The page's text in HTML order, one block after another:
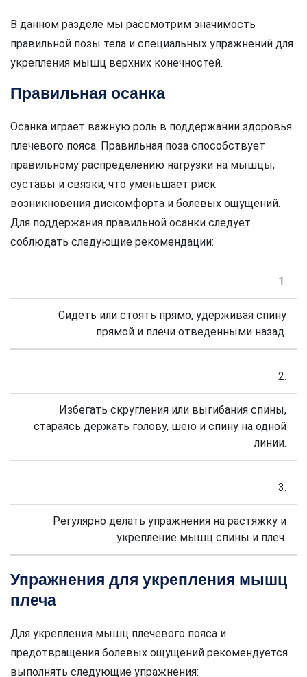
В данном разделе мы рассмотрим значимость
правильной позы тела и специальных упражнений для
укрепления мышц верхних конечностей.
Правильная осанка
Осанка играет важную роль в поддержании здоровья
плечевого пояса. Правильная поза способствует
правильному распределению нагрузки на мышцы,
суставы и связки, что уменьшает риск
возникновения дискомфорта и болевых ощущений.
Для поддержания правильной осанки следует
соблюдать следующие рекомендации:
1.
Сидеть или стоять прямо, удерживая спину
прямой и плечи отведенными назад.
2.
Избегать скругления или выгибания спины,
стараясь держать голову, шею и спину на одной
линии.
3.
Регулярно делать упражнения на растяжку и
укрепление мышц спины и плеч.
Упражнения для укрепления мышц
плеча
Для укрепления мышц плечевого пояса и
предотвращения болевых ощущений рекомендуется
выполнять следующие упражнения: